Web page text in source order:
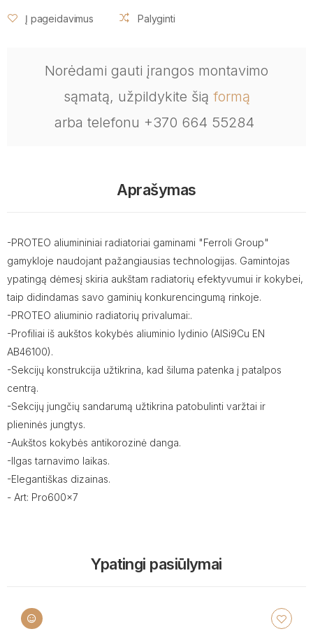
Į pageidavimus Palyginti
Norėdami gauti įrangos montavimo
sąmatą, užpildykite šią formą
arba telefonu +370 664 55284
Aprašymas
-PROTEO aliumininiai radiatoriai gaminami "Ferroli Group"
gamykloje naudojant pažangiausias technologijas. Gamintojas
ypatingą dėmesį skiria aukštam radiatorių efektyvumui ir kokybei,
taip didindamas savo gaminių konkurencingumą rinkoje.
-PROTEO aliuminio radiatorių privalumai:.
-Profiliai iš aukštos kokybės aliuminio lydinio (AISi9Cu EN
AB46100).
-Sekcijų konstrukcija užtikrina, kad šiluma patenka į patalpos
centrą.
-Sekcijų jungčių sandarumą užtikrina patobulinti varžtai ir
plieninės jungtys.
-Aukštos kokybės antikorozinė danga.
-Ilgas tarnavimo laikas.
-Elegantiškas dizainas.
- Art: Pro600x7
Ypatingi pasiūlymai